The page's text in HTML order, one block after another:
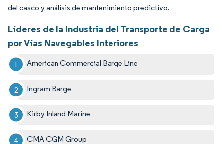
del casco y análisis de mantenimiento predictivo.
Líderes de la Industria del Transporte de Carga
por Vías Navegables Interiores
American Commercial Barge Line
Ingram Barge
Kirby Inland Marine
CMA CGM Group